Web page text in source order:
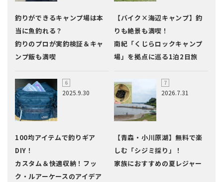
釣りができるキャンプ場は本
当に魚釣れる？
釣りのプロが実釣検証＆キャ
ンプ飯も満喫
【バイク×海辺キャンプ】釣
りも絶景も満喫！
南紀「くじらロックキャンプ
場」を拠点に巡る1泊2日旅
2025.9.30
100均アイテムで釣りギア
DIY！
カスタム＆快適収納！フッ
ク・ルアーケースのアイデア
2026.7.31
【青森・小川原湖】無料で楽
しむ「シジミ採り」！
家族におすすめの夏レジャー